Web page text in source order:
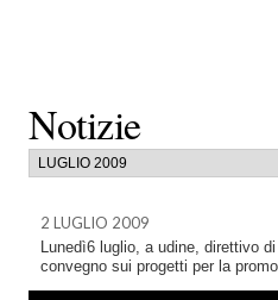
Notizie
2 LUGLIO 2009
Lunedì6 luglio, a udine, direttivo
convegno sui progetti per la